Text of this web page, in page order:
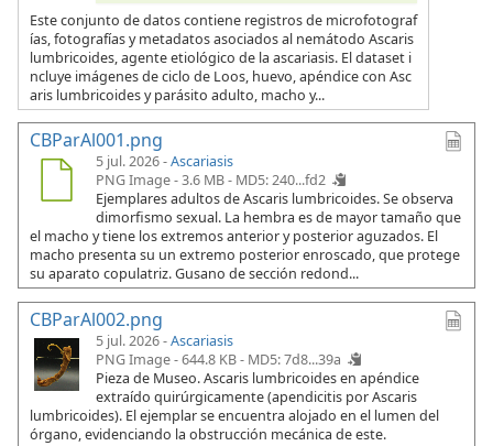
Este conjunto de datos contiene registros de microfotograf
ías, fotografías y metadatos asociados al nemátodo Ascaris
lumbricoides, agente etiológico de la ascariasis. El dataset i
ncluye imágenes de ciclo de Loos, huevo, apéndice con Asc
aris lumbricoides y parásito adulto, macho y...
CBParAl001.png
5 jul. 2026 -Ascariasis
PNG Image - 3.6 MB - MD5: 240...fd2
Ejemplares adultos de Ascaris lumbricoides. Se observa
dimorfismo sexual. La hembra es de mayor tamaño que
el macho y tiene los extremos anterior y posterior aguzados. El
macho presenta su un extremo posterior enroscado, que protege
su aparato copulatriz. Gusano de sección redond...
CBParAl002.png
5 jul. 2026 -Ascariasis
PNG Image - 644.8 KB - MD5: 7d8...39a
Pieza de Museo. Ascaris lumbricoides en apéndice
extraído quirúrgicamente (apendicitis por Ascaris
lumbricoides). El ejemplar se encuentra alojado en el lumen del
órgano, evidenciando la obstrucción mecánica de este.